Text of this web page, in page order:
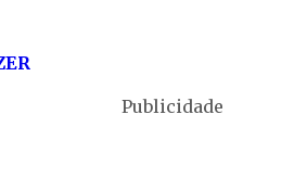
Publicidade